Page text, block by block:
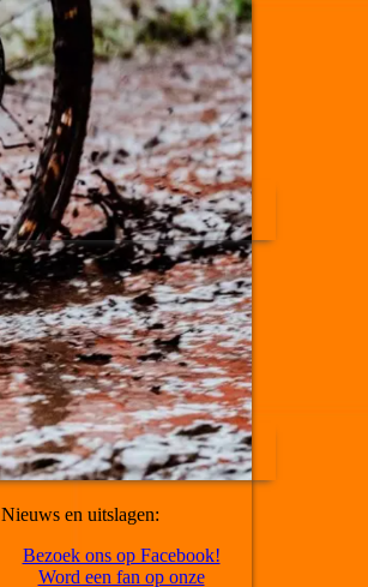
Nieuws en uitslagen:
Bezoek ons op Facebook!
Word een fan op onze